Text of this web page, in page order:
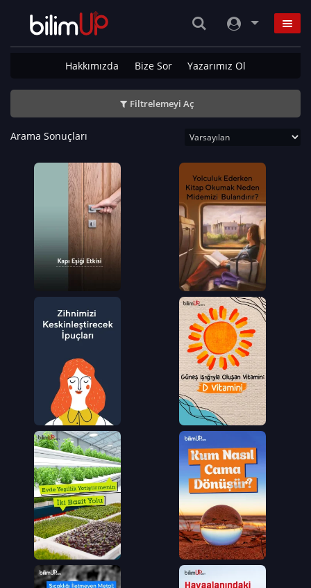
Hakkımızda Bize Sor Yazarımız Ol
Filtrelemeyi Aç
Arama Sonuçları